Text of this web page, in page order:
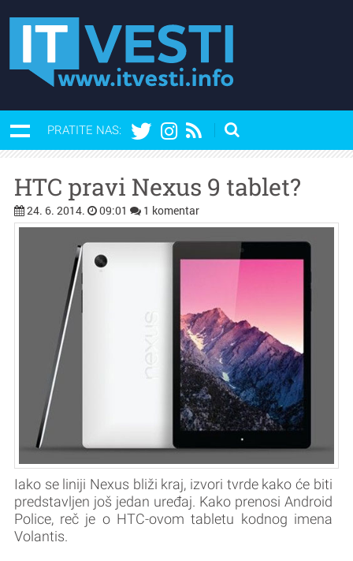
PRATITE NAS:
HTC pravi Nexus 9 tablet?
24. 6. 2014. 09:01 1 komentar
Iako se liniji Nexus bliži kraj, izvori tvrde kako će biti
predstavljen još jedan uređaj. Kako prenosi Android
Police, reč je o HTC-ovom tabletu kodnog imena
Volantis.